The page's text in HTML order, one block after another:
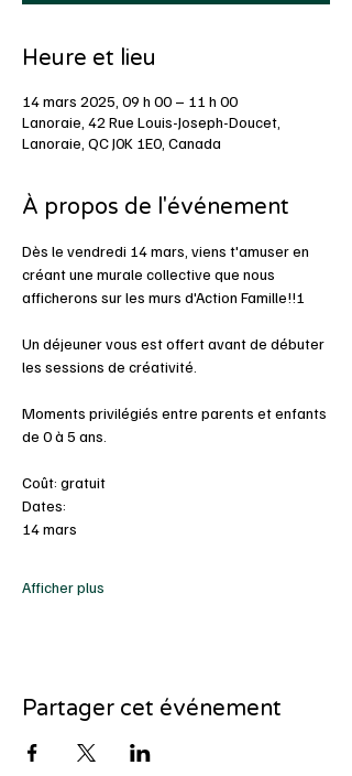
Heure et lieu
14 mars 2025, 09 h 00 – 11 h 00
Lanoraie, 42 Rue Louis-Joseph-Doucet,
Lanoraie, QC J0K 1E0, Canada
À propos de l'événement
Dès le vendredi 14 mars, viens t'amuser en
créant une murale collective que nous
afficherons sur les murs d'Action Famille!!!
Un déjeuner vous est offert avant de débuter
les sessions de créativité.
Moments privilégiés entre parents et enfants
de 0 à 5 ans.
Coût: gratuit
Dates:
14 mars
Afficher plus
Partager cet événement